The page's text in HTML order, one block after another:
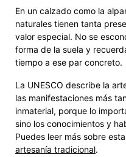
En un calzado como la
naturales tienen tanta
valor especial. No se
forma de la suela y
tiempo a ese par concreto.
La UNESCO describe la
las manifestaciones más
inmaterial, porque lo
sino los conocimientos y
Puedes leer más sobre
artesanía tradicional.